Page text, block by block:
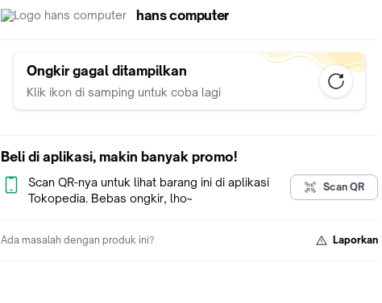
hans computer
Ongkir gagal ditampilkan
Klik ikon di samping untuk coba lagi
Beli di aplikasi, makin banyak promo!
Scan QR-nya untuk lihat barang ini di aplikasi
Tokopedia. Bebas ongkir, lho~
Scan QR
Ada masalah dengan produk ini? Laporkan